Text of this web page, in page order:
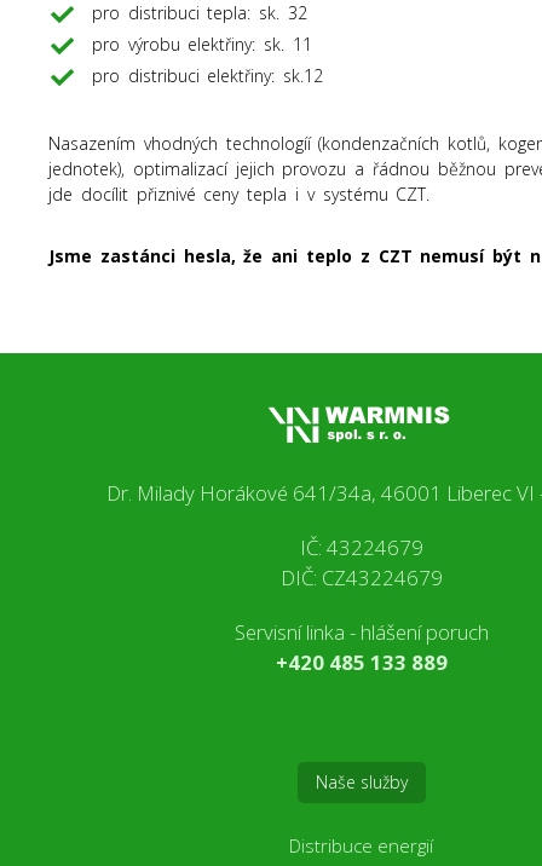
pro distribuci tepla: sk. 32
pro výrobu elektřiny: sk. 11
pro distribuci elektřiny: sk.12
Nasazením vhodných technologíí (kondenzačních kotlů,
jednotek), optimalizací jejich provozu a řádnou běžnou
jde docílit přiznivé ceny tepla i v systému CZT.
Jsme zastánci hesla, že ani teplo z CZT nemusí být
Dr. Milady Horákové 641/34a, 46001 Liberec VI
IČ: 43224679
DIČ: CZ43224679
Servisní linka - hlášení poruch
+420 485 133 889
Naše služby
Distribuce energií